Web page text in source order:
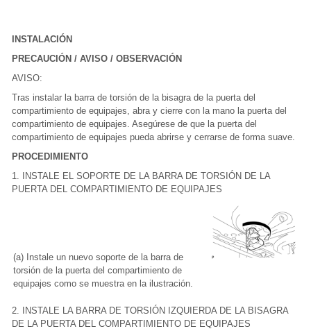
INSTALACIÓN
PRECAUCIÓN / AVISO / OBSERVACIÓN
AVISO:
Tras instalar la barra de torsión de la bisagra de la puerta del
compartimiento de equipajes, abra y cierre con la mano la puerta del
compartimiento de equipajes. Asegúrese de que la puerta del
compartimiento de equipajes pueda abrirse y cerrarse de forma suave.
PROCEDIMIENTO
1. INSTALE EL SOPORTE DE LA BARRA DE TORSIÓN DE LA
PUERTA DEL COMPARTIMIENTO DE EQUIPAJES
(a) Instale un nuevo soporte de la barra de
torsión de la puerta del compartimiento de
equipajes como se muestra en la ilustración.
2. INSTALE LA BARRA DE TORSIÓN IZQUIERDA DE LA BISAGRA
DE LA PUERTA DEL COMPARTIMIENTO DE EQUIPAJES